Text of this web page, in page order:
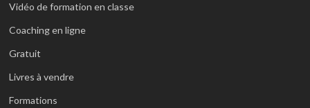
Vidéo de formation en classe
Coaching en ligne
Gratuit
Livres à vendre
Formations